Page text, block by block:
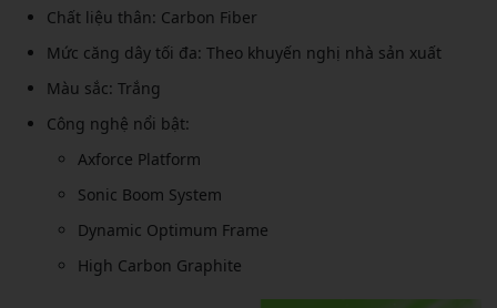
Chất liệu thân: Carbon Fiber
Mức căng dây tối đa: Theo khuyến nghị nhà sản xuất
Màu sắc: Trắng
Công nghệ nổi bật:
Axforce Platform
Sonic Boom System
Dynamic Optimum Frame
High Carbon Graphite